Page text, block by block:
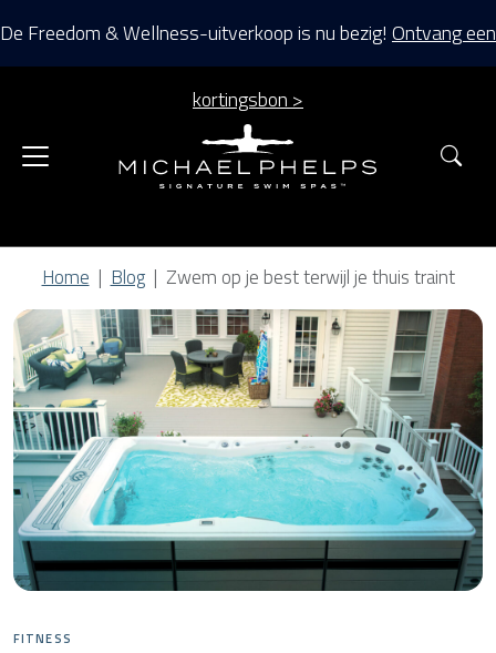
De Freedom & Wellness-uitverkoop is nu bezig! Ontvang een
kortingsbon >
Home Blog Zwem op je best terwijl je thuis traint
FITNESS